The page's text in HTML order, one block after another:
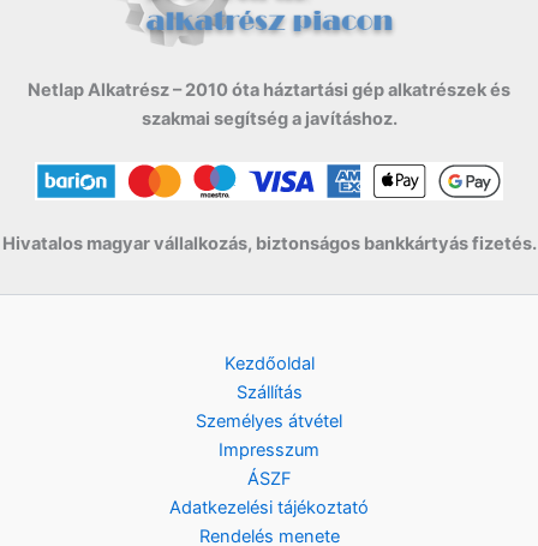
Netlap Alkatrész – 2010 óta háztartási gép alkatrészek és
szakmai segítség a javításhoz.
Hivatalos magyar vállalkozás, biztonságos bankkártyás fizetés.
Kezdőoldal
Szállítás
Személyes átvétel
Impresszum
ÁSZF
Adatkezelési tájékoztató
Rendelés menete